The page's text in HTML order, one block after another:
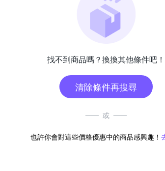
找不到商品嗎？換換其他條件吧！
清除條件再搜尋
或
也許你會對這些價格優惠中的商品感興趣！